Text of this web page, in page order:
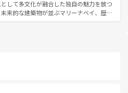
しみやすいタイの人々、仏教を中心とし
様な観光資源が、訪れる旅人を魅了し続
見どころを回れるのも魅力。息をのむよ
的な体験まで、香港を存分に楽しみ尽く
して多文化が融合した独自の魅力を放つ
来的な建築物が並ぶマリーナベイ、歴史
地元の風情を楽しめる外せないスポット